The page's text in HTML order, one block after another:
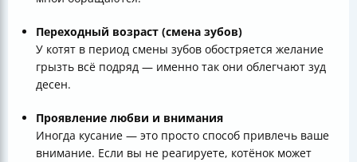
Переходный возраст (смена зубов)
У котят в период смены зубов обостряется желание
грызть всё подряд — именно так они облегчают зуд
десен.
Проявление любви и внимания
Иногда кусание — это просто способ привлечь ваше
внимание. Если вы не реагируете, котёнок может